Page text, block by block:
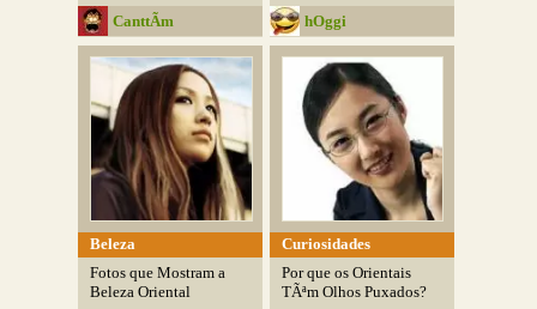
CanttÃ­m hOggi
Beleza
Fotos que Mostram a
Beleza Oriental
Curiosidades
Por que os Orientais
TÃªm Olhos Puxados?